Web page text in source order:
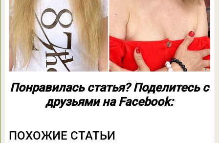
Понравилась статья? Поделитесь с
друзьями на Facebook:
ПОХОЖИЕ СТАТЬИ